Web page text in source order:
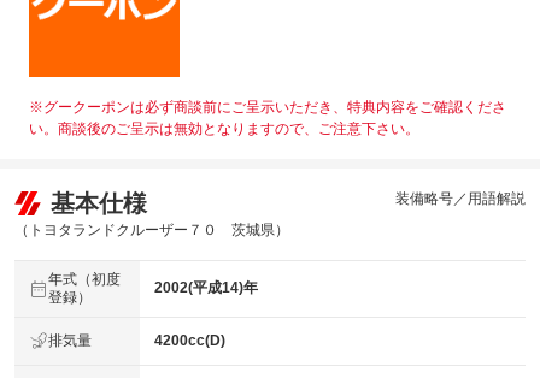
※グークーポンは必ず商談前にご呈示いただき、特典内容をご確認くださ
い。商談後のご呈示は無効となりますので、ご注意下さい。
基本仕様
（トヨタランドクルーザー７０ 茨城県）
装備略号／用語解説
年式（初度
登録）
2002(平成14)年
排気量 4200cc(D)